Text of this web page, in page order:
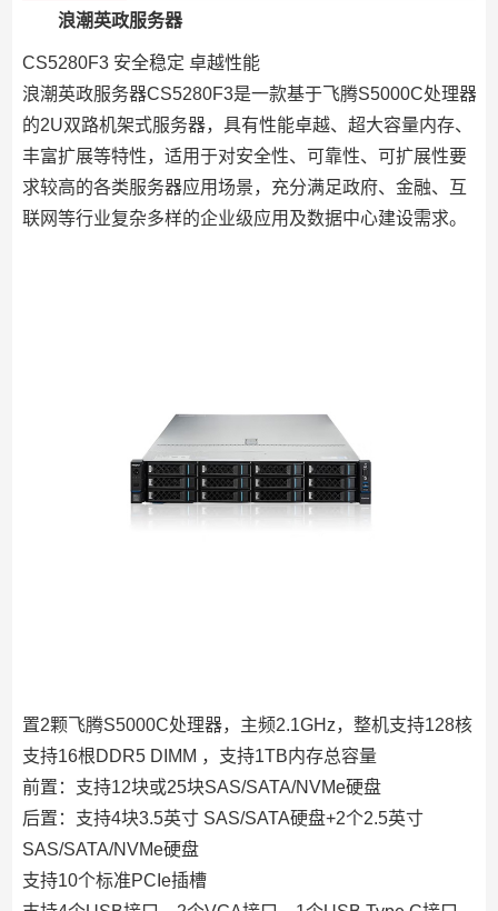
浪潮英政服务器
CS5280F3 安全稳定 卓越性能
浪潮英政服务器CS5280F3是一款基于飞腾S5000C处理器
的2U双路机架式服务器，具有性能卓越、超大容量内存、
丰富扩展等特性，适用于对安全性、可靠性、可扩展性要
求较高的各类服务器应用场景，充分满足政府、金融、互
联网等行业复杂多样的企业级应用及数据中心建设需求。
置2颗飞腾S5000C处理器，主频2.1GHz，整机支持128核
支持16根DDR5 DIMM ，支持1TB内存总容量
前置：支持12块或25块SAS/SATA/NVMe硬盘
后置：支持4块3.5英寸 SAS/SATA硬盘+2个2.5英寸
SAS/SATA/NVMe硬盘
支持10个标准PCIe插槽